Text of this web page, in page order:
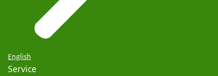
English
Service